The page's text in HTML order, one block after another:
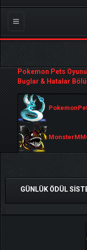
Gezinmeyi
Değiştir
Pokemon Pets
Buglar & Hatalar
GÜNLÜK ÖDÜL